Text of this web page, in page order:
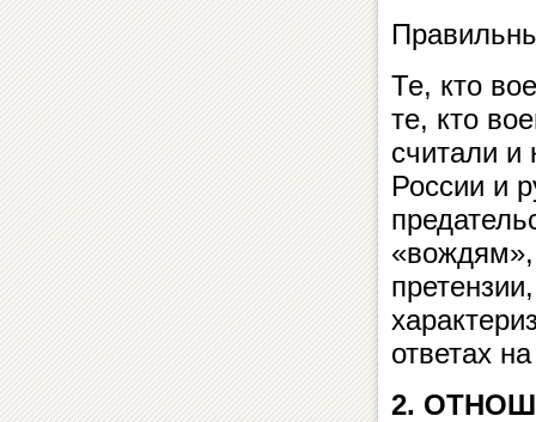
Те, кто
те, кто
считали и
России и
ответах
2.